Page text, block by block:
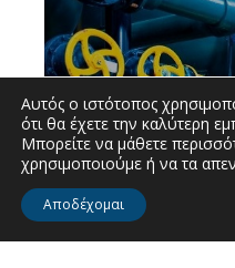
Βιομηχανικές
Αυτός ο ιστότοπος
ότι θα έχετε την καλύτερη
Μπορείτε να μάθετε
χρησιμοποιούμε ή να τα
Αποδέχομαι